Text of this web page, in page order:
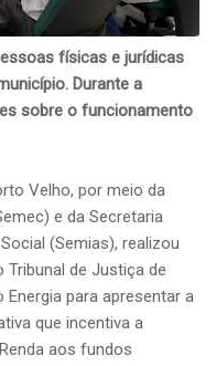
físicas e jurídicas
Durante a
sobre o funcionamento
Velho, por meio da
e da Secretaria
(Semias), realizou
de Justiça de
Energia para apresentar a
que incentiva a
aos fundos